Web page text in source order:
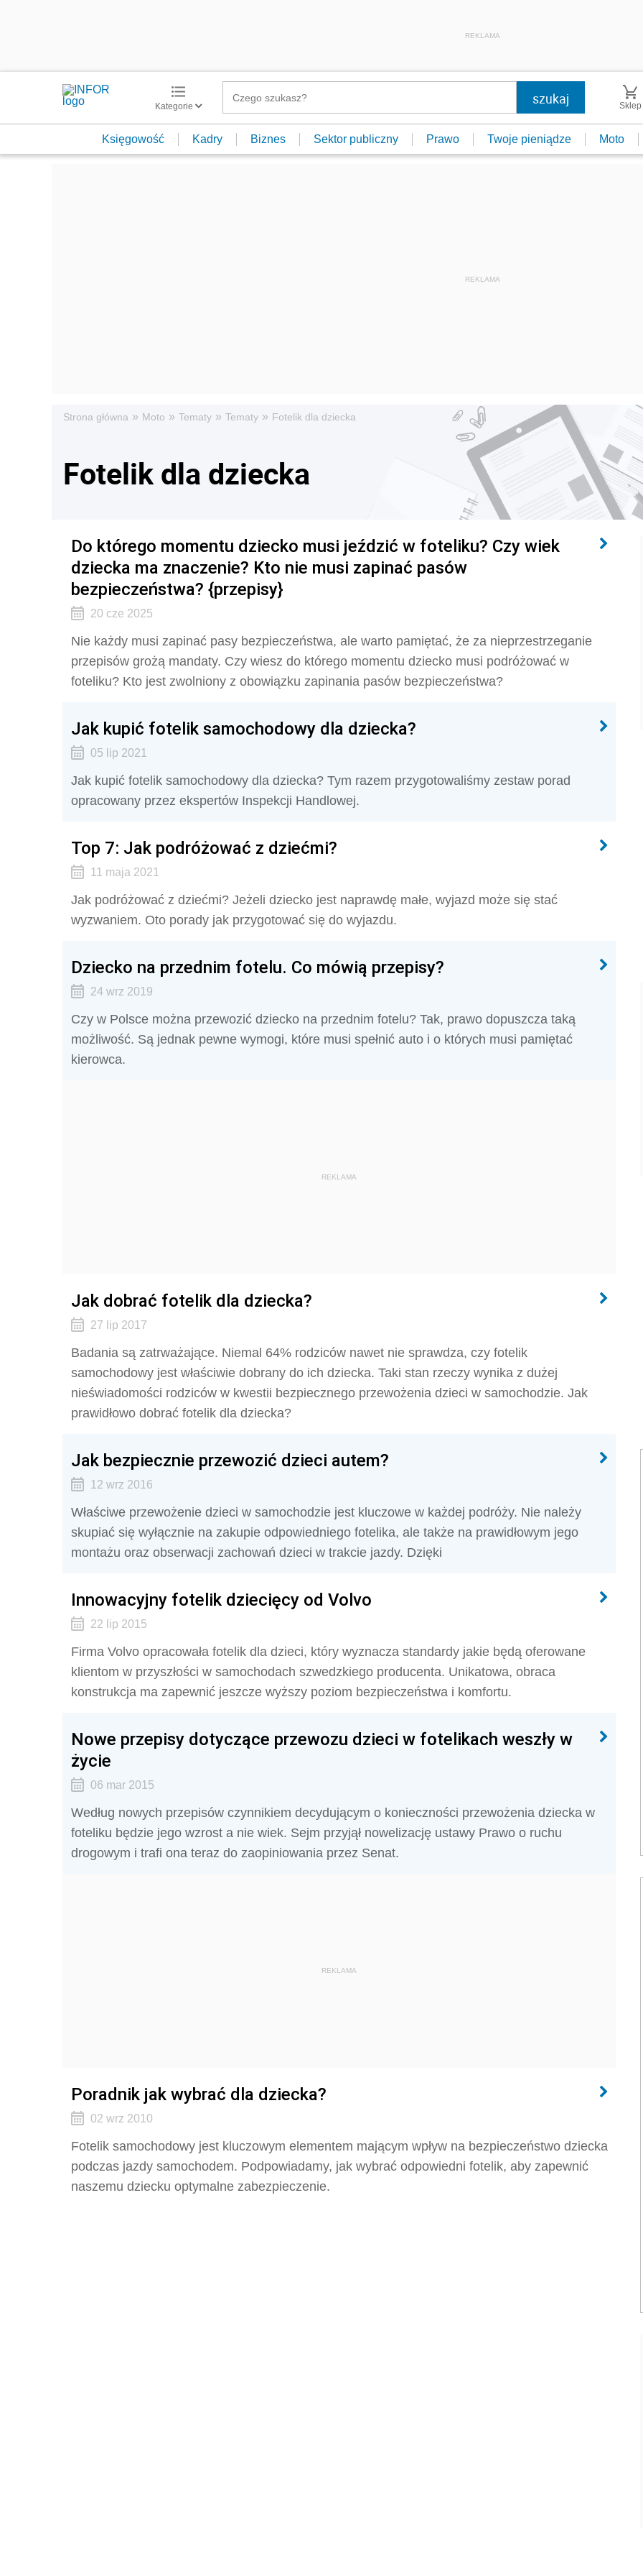
REKLAMA
Kategorie Sklep
Księgowość Kadry Biznes Sektor publiczny Prawo Twoje pieniądze Moto
Strona główna » Moto » Tematy » Tematy » Fotelik dla dziecka
Fotelik dla dziecka
Do którego momentu dziecko musi jeździć w foteliku? Czy wiek
dziecka ma znaczenie? Kto nie musi zapinać pasów
bezpieczeństwa? {przepisy}
20 cze 2025
Nie każdy musi zapinać pasy bezpieczeństwa, ale warto pamiętać, że za nieprzestrzeganie
przepisów grożą mandaty. Czy wiesz do którego momentu dziecko musi podróżować w
foteliku? Kto jest zwolniony z obowiązku zapinania pasów bezpieczeństwa?
Jak kupić fotelik samochodowy dla dziecka?
05 lip 2021
Jak kupić fotelik samochodowy dla dziecka? Tym razem przygotowaliśmy zestaw porad
opracowany przez ekspertów Inspekcji Handlowej.
Top 7: Jak podróżować z dziećmi?
11 maja 2021
Jak podróżować z dziećmi? Jeżeli dziecko jest naprawdę małe, wyjazd może się stać
wyzwaniem. Oto porady jak przygotować się do wyjazdu.
Dziecko na przednim fotelu. Co mówią przepisy?
24 wrz 2019
Czy w Polsce można przewozić dziecko na przednim fotelu? Tak, prawo dopuszcza taką
możliwość. Są jednak pewne wymogi, które musi spełnić auto i o których musi pamiętać
kierowca.
REKLAMA
Jak dobrać fotelik dla dziecka?
27 lip 2017
Badania są zatrważające. Niemal 64% rodziców nawet nie sprawdza, czy fotelik
samochodowy jest właściwie dobrany do ich dziecka. Taki stan rzeczy wynika z dużej
nieświadomości rodziców w kwestii bezpiecznego przewożenia dzieci w samochodzie. Jak
prawidłowo dobrać fotelik dla dziecka?
Jak bezpiecznie przewozić dzieci autem?
12 wrz 2016
Właściwe przewożenie dzieci w samochodzie jest kluczowe w każdej podróży. Nie należy
skupiać się wyłącznie na zakupie odpowiedniego fotelika, ale także na prawidłowym jego
montażu oraz obserwacji zachowań dzieci w trakcie jazdy. Dzięki
Innowacyjny fotelik dziecięcy od Volvo
22 lip 2015
Firma Volvo opracowała fotelik dla dzieci, który wyznacza standardy jakie będą oferowane
klientom w przyszłości w samochodach szwedzkiego producenta. Unikatowa, obraca
konstrukcja ma zapewnić jeszcze wyższy poziom bezpieczeństwa i komfortu.
Nowe przepisy dotyczące przewozu dzieci w fotelikach weszły w
życie
06 mar 2015
Według nowych przepisów czynnikiem decydującym o konieczności przewożenia dziecka w
foteliku będzie jego wzrost a nie wiek. Sejm przyjął nowelizację ustawy Prawo o ruchu
drogowym i trafi ona teraz do zaopiniowania przez Senat.
REKLAMA
Poradnik jak wybrać dla dziecka?
02 wrz 2010
Fotelik samochodowy jest kluczowym elementem mającym wpływ na bezpieczeństwo dziecka
podczas jazdy samochodem. Podpowiadamy, jak wybrać odpowiedni fotelik, aby zapewnić
naszemu dziecku optymalne zabezpieczenie.